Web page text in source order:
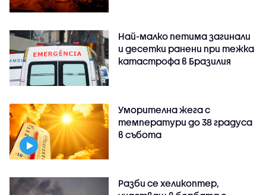
Най-малко петима загинали
и десетки ранени при тежка
катастрофа в Бразилия
Уморителна жега с
температури до 38 градуса
в събота
Разби се хеликоптер,